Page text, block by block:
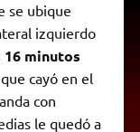
se ubique
izquierdo
16 minutos
cayó en el
con
le quedó a